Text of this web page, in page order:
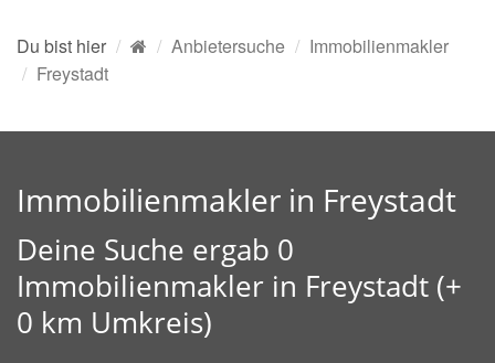
Du bist hier Anbietersuche
Immobilienmakler
Freystadt
Immobilienmakler in Freystadt
Deine Suche ergab 0
Immobilienmakler in Freystadt (+
0 km Umkreis)